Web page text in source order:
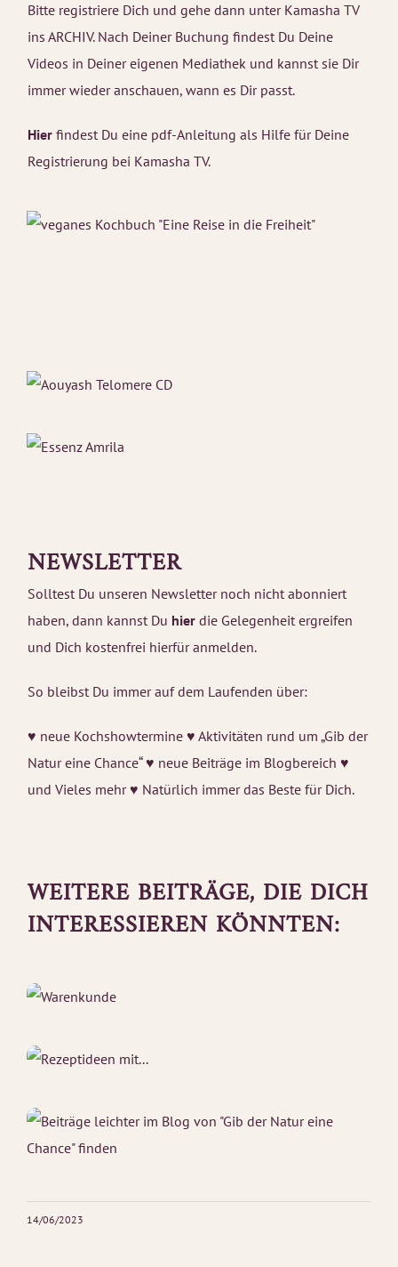
Bitte registriere Dich und gehe dann unter Kamasha TV
ins ARCHIV. Nach Deiner Buchung findest Du Deine
Videos in Deiner eigenen Mediathek und kannst sie Dir
immer wieder anschauen, wann es Dir passt.
Hier findest Du eine pdf-Anleitung als Hilfe für Deine
Registrierung bei Kamasha TV.
NEWSLETTER
Solltest Du unseren Newsletter noch nicht abonniert
haben, dann kannst Du hier die Gelegenheit ergreifen
und Dich kostenfrei hierfür anmelden.
So bleibst Du immer auf dem Laufenden über:
♥ neue Kochshowtermine ♥ Aktivitäten rund um „Gib der
Natur eine Chance“ ♥ neue Beiträge im Blogbereich ♥
und Vieles mehr ♥ Natürlich immer das Beste für Dich.
WEITERE BEITRÄGE, DIE DICH
INTERESSIEREN KÖNNTEN:
14/06/2023